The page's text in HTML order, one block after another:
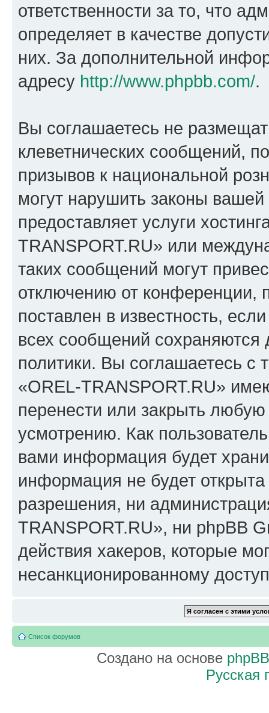
ответственности за то, что
определяет в качестве
них. За дополнительной
адресу http://www.phpbb.com/.
Вы соглашаетесь не
клеветнических сообщений,
призывов к национальной
могут нарушить законы
предоставляет услуги
TRANSPORT.RU» или
таких сообщений могут
отключению от конференции,
поставлен в известность,
всех сообщений сохраняются
политики. Вы соглашаетесь
«OREL-TRANSPORT.RU»
перенести или закрыть
усмотрению. Как
вами информация будет
информация не будет
разрешения, ни
TRANSPORT.RU», ни phpBB
действия хакеров, которые
несанкционированному
Список форумов
Создано на основе phpBB
Русская